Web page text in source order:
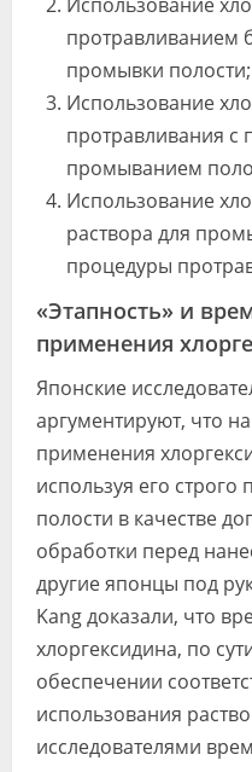
протравливанием
промывки полости;
Использование
протравливания
промыванием
Использование
раствора для
процедуры
«Этапность» и
применения
Японские
аргументируют, что
применения
используя его
полости в качестве
обработки перед
другие японцы под
Kang доказали, что
хлоргексидина, по
обеспечении
использования
исследователями